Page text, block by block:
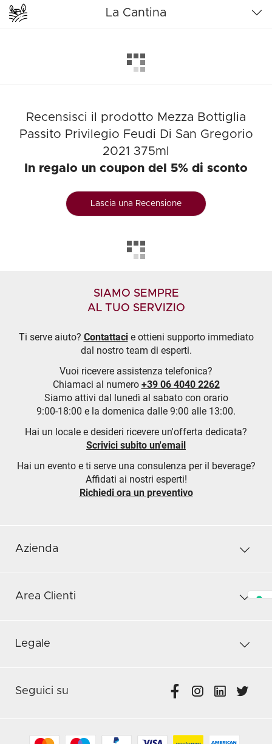
La Cantina
Recensisci il prodotto Mezza Bottiglia
Passito Privilegio Feudi Di San Gregorio
2021 375ml
In regalo un coupon del 5% di sconto
Lascia una Recensione
SIAMO SEMPRE
AL TUO SERVIZIO
Ti serve aiuto? Contattacie ottieni supporto immediato
dal nostro team di esperti.
Vuoi ricevere assistenza telefonica?
Chiamaci al numero +39 06 4040 2262
Siamo attivi dal lunedì al sabato con orario
9:00-18:00 e la domenica dalle 9:00 alle 13:00.
Hai un locale e desideri ricevere un'offerta dedicata?
Scrivici subito un'email
Hai un evento e ti serve una consulenza per il beverage?
Affidati ai nostri esperti!
Richiedi ora un preventivo
Azienda
Area Clienti
Legale
Seguici su